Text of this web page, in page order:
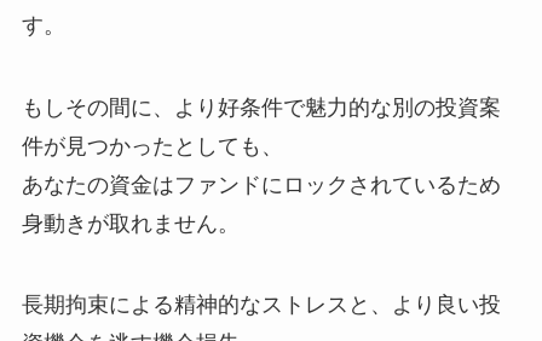
す。
もしその間に、より好条件で魅力的な別の投資案
件が見つかったとしても、
あなたの資金はファンドにロックされているため
身動きが取れません。
長期拘束による精神的なストレスと、より良い投